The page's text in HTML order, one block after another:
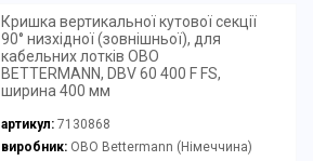
Кришка вертикальної кутової секції
90° низхідної (зовнішньої), для
кабельних лотків OBO
BETTERMANN, DBV 60 400 F FS,
ширина 400 мм
артикул: 7130868
виробник:OBO Bettermann (Німеччина)